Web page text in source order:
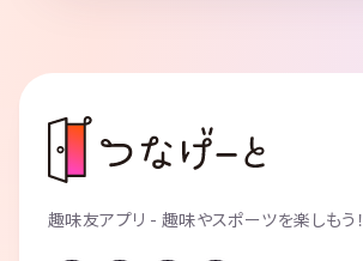
趣味友アプリ - 趣味やスポーツを楽しもう！